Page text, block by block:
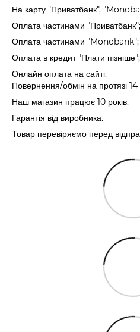
На карту "Приватбанк",
Оплата частинами "Приватбанк";
Оплата частинами "Monobank";
Оплата в кредит "Плати пізніше";
Онлайн оплата на сайті.
Повернення/обмін на протязі 14
Наш магазин працює 10 років.
Гарантія від виробника.
Товар перевіряємо перед